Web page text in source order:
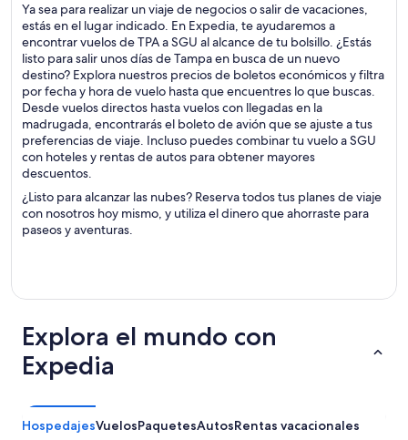
Ya sea para realizar un viaje de negocios o salir de vacaciones,
estás en el lugar indicado. En Expedia, te ayudaremos a
encontrar vuelos de TPA a SGU al alcance de tu bolsillo. ¿Estás
listo para salir unos días de Tampa en busca de un nuevo
destino? Explora nuestros precios de boletos económicos y filtra
por fecha y hora de vuelo hasta que encuentres lo que buscas.
Desde vuelos directos hasta vuelos con llegadas en la
madrugada, encontrarás el boleto de avión que se ajuste a tus
preferencias de viaje. Incluso puedes combinar tu vuelo a SGU
con hoteles y rentas de autos para obtener mayores
descuentos.
¿Listo para alcanzar las nubes? Reserva todos tus planes de viaje
con nosotros hoy mismo, y utiliza el dinero que ahorraste para
paseos y aventuras.
Explora el mundo con
Expedia
HospedajesVuelosPaquetesAutosRentas vacacionales